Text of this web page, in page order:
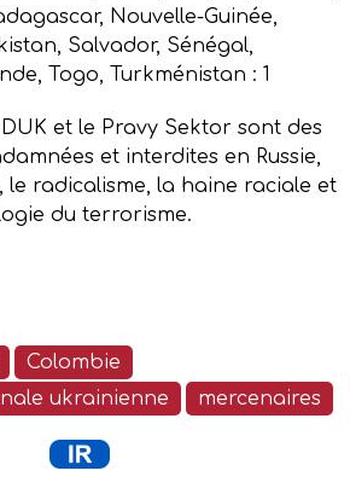
Nouvelle-Guinée,
Salvador, Sénégal,
Togo, Turkménistan : 1
DUK et le Pravy Sektor sont des
et interdites en Russie,
le radicalisme, la haine raciale et
du terrorisme.
Colombie
ukrainienne
mercenaires